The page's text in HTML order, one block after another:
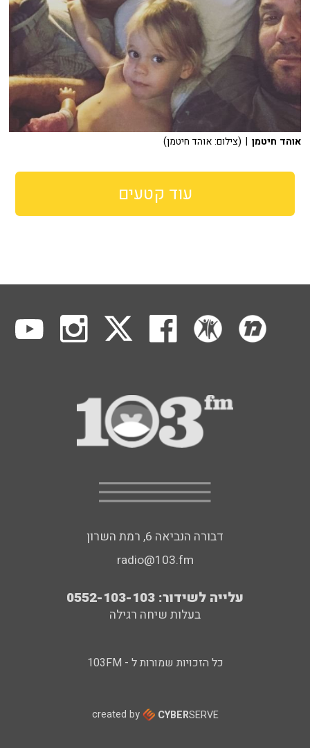
אוהד חיטמן | (צילום: אוהד חיטמן)
עוד קטעים
דבורה הנביאה 6, רמת השרון
radio@103.fm
עלייה לשידור: 0552-103-103
בעלות שיחה רגילה
כל הזכויות שמורות ל - 103FM
created by CYBERSERVE